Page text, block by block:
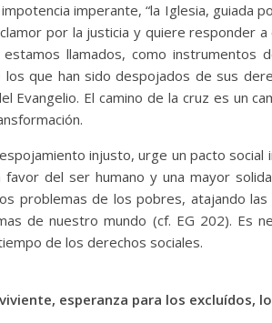
imperante, “la Iglesia, guiada
por la justicia y quiere responder
estamos llamados, como
que han sido despojados de sus
Evangelio. El camino de la cruz es un
injusto, urge un pacto social
favor del ser humano y una mayor
problemas de los pobres, atajando
de nuestro mundo (cf. EG 202). Es
de los derechos sociales.
viviente, esperanza para los